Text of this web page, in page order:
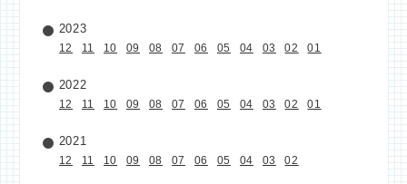
2023
12 11 10 09 08 07 06 05 04 03 02 01
2022
12 11 10 09 08 07 06 05 04 03 02 01
2021
12 11 10 09 08 07 06 05 04 03 02